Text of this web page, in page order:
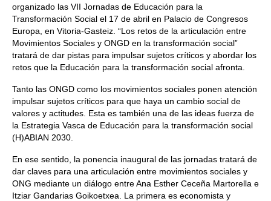
organizado las VII Jornadas de Educación para la
Transformación Social el 17 de abril en Palacio de Congresos
Europa, en Vitoria-Gasteiz. “Los retos de la articulación entre
Movimientos Sociales y ONGD en la transformación social”
tratará de dar pistas para impulsar sujetos críticos y abordar los
retos que la Educación para la transformación social afronta.
Tanto las ONGD como los movimientos sociales ponen atención
impulsar sujetos críticos para que haya un cambio social de
valores y actitudes. Esta es también una de las ideas fuerza de
la Estrategia Vasca de Educación para la transformación social
(H)ABIAN 2030.
En ese sentido, la ponencia inaugural de las jornadas tratará de
dar claves para una articulación entre movimientos sociales y
ONG mediante un diálogo entre Ana Esther Ceceña Martorella e
Itziar Gandarias Goikoetxea. La primera es economista y